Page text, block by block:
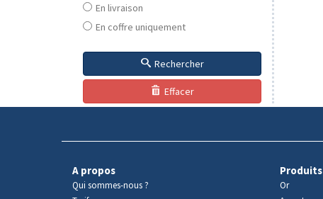
En livraison
En coffre uniquement
Rechercher
Effacer
A propos
Qui sommes-nous ?
Produits
Or